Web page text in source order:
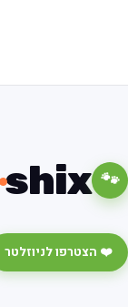
🐾
shix
❤️ הצטרפו לניוזלטר